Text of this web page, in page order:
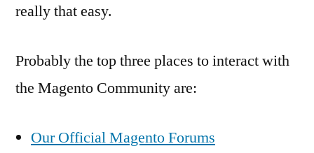
really that easy.
Probably the top three places to interact with
the Magento Community are:
Our Official Magento Forums